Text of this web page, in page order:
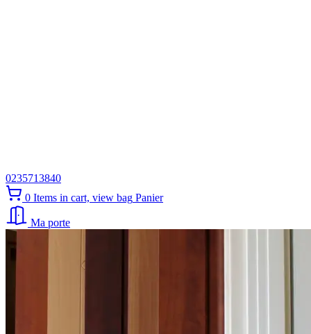
0235713840
0 Items in cart, view bag Panier
Ma porte